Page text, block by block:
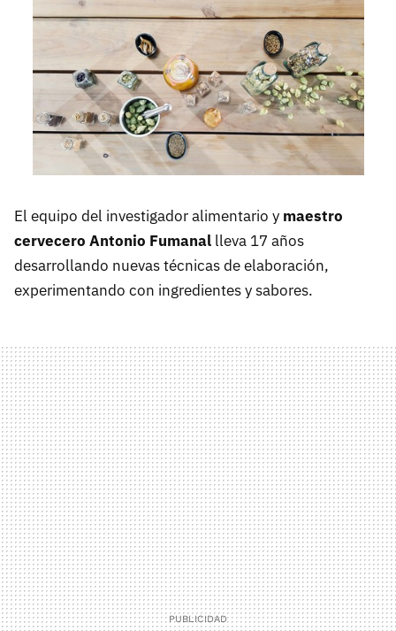
El equipo del investigador alimentario y maestro
cervecero Antonio Fumanal lleva 17 años
desarrollando nuevas técnicas de elaboración,
experimentando con ingredientes y sabores.